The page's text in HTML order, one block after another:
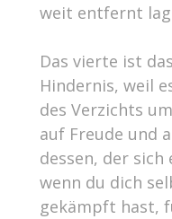
weit entfernt
Das vierte ist
Hindernis, weil
des Verzichts
auf Freude und
dessen, der
wenn du dich
gekämpft hast,